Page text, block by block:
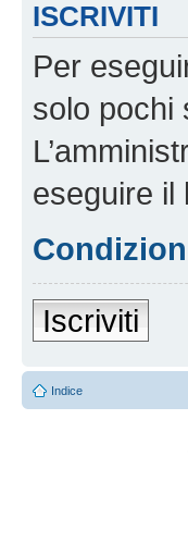
ISCRIVITI
Per
solo pochi
eseguire il
Iscriviti
Indice